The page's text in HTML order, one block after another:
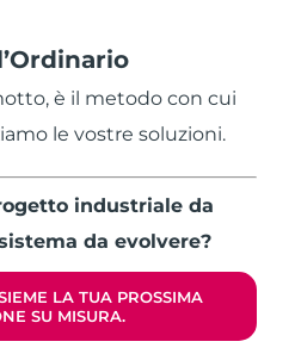
è il metodo con cui
le vostre soluzioni.
industriale da
da evolvere?
LA TUA PROSSIMA
SU MISURA.